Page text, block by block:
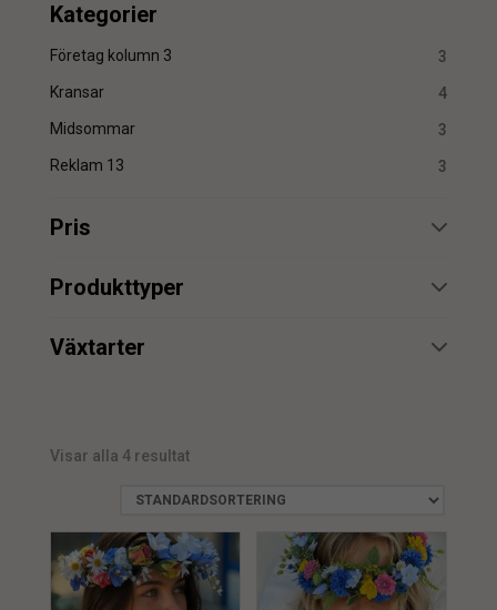
Kategorier
Företag kolumn 3 3
Kransar 4
Midsommar 3
Reklam 13 3
Pris
min.
Produkttyper
sommarkrans 1
Växtarter
sommarblommor
Visar alla 4 resultat